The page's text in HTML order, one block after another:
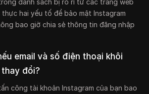
hai yếu tố để bảo mật Instagram
bao giờ chia sẻ thông tin đăng nhập
email và số điện thoại khôi
đổi?
công tài khoản Instagram của bạn bao